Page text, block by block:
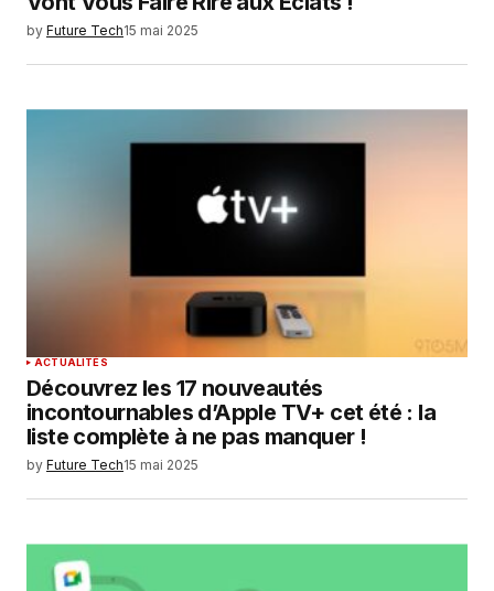
by Future Tech15 mai 2025
ACTUALITÉS
Découvrez les 17 nouveautés
incontournables d’Apple TV+ cet été : la
liste complète à ne pas manquer !
by Future Tech15 mai 2025